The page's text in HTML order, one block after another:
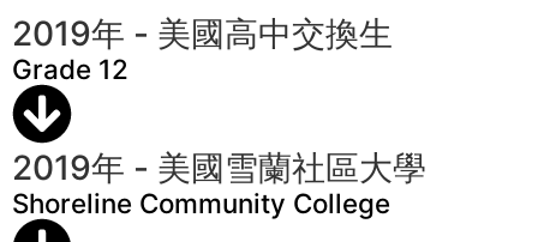
2019年 - 美國高中交換生
Grade 12
2019年 - 美國雪蘭社區大學
Shoreline Community College